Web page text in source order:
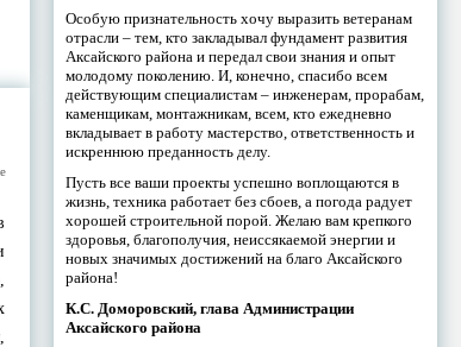
Особую признательность хочу выразить ветеранам
отрасли – тем, кто закладывал фундамент развития
Аксайского района и передал свои знания и опыт
молодому поколению. И, конечно, спасибо всем
действующим специалистам – инженерам, прорабам,
каменщикам, монтажникам, всем, кто ежедневно
вкладывает в работу мастерство, ответственность и
искреннюю преданность делу.
Пусть все ваши проекты успешно воплощаются в
жизнь, техника работает без сбоев, а погода радует
хорошей строительной порой. Желаю вам крепкого
здоровья, благополучия, неиссякаемой энергии и
новых значимых достижений на благо Аксайского
района!
К.С. Доморовский, глава Администрации
Аксайского района